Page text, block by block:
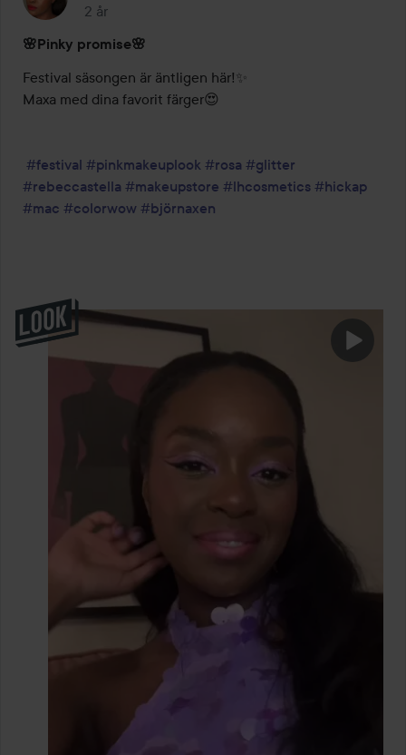
2 år
Inlägget skapades 2 år
🌸Pinky promise🌸
Festival säsongen är äntligen här!✨
Maxa med dina favorit färger😍
#festival #pinkmakeuplook #rosa #glitter
#rebeccastella #makeupstore #lhcosmetics #hickap
#mac #colorwow #björnaxen